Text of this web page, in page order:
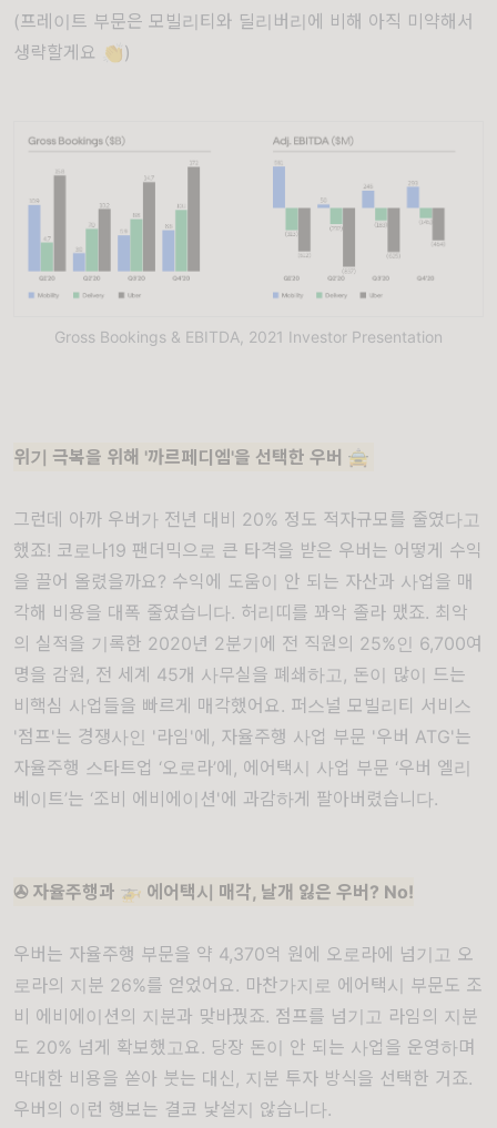
(프레이트 부문은 모빌리티와 딜리버리에 비해 아직 미약해서
생략할게요 👏)
Gross Bookings & EBITDA, 2021 Investor Presentation
위기 극복을 위해 '까르페디엠'을 선택한 우버 🚖
그런데 아까 우버가 전년 대비 20% 정도 적자규모를 줄였다고
했죠! 코로나19 팬더믹으로 큰 타격을 받은 우버는 어떻게 수익
을 끌어 올렸을까요? 수익에 도움이 안 되는 자산과 사업을 매
각해 비용을 대폭 줄였습니다. 허리띠를 꽈악 졸라 맸죠. 최악
의 실적을 기록한 2020년 2분기에 전 직원의 25%인 6,700여
명을 감원, 전 세계 45개 사무실을 폐쇄하고, 돈이 많이 드는
비핵심 사업들을 빠르게 매각했어요. 퍼스널 모빌리티 서비스
'점프'는 경쟁사인 '라임'에, 자율주행 사업 부문 '우버 ATG'는
자율주행 스타트업 ‘오로라’에, 에어택시 사업 부문 ‘우버 엘리
베이트’는 ‘조비 에비에이션'에 과감하게 팔아버렸습니다.
✇ 자율주행과 🚁 에어택시 매각, 날개 잃은 우버? No!
우버는 자율주행 부문을 약 4,370억 원에 오로라에 넘기고 오
로라의 지분 26%를 얻었어요. 마찬가지로 에어택시 부문도 조
비 에비에이션의 지분과 맞바꿨죠. 점프를 넘기고 라임의 지분
도 20% 넘게 확보했고요. 당장 돈이 안 되는 사업을 운영하며
막대한 비용을 쏟아 붓는 대신, 지분 투자 방식을 선택한 거죠.
우버의 이런 행보는 결코 낯설지 않습니다.